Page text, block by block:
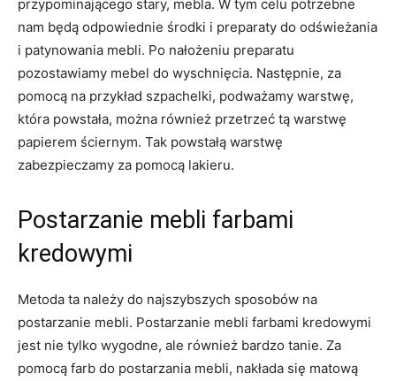
przypominającego stary, mebla. W tym celu potrzebne
nam będą odpowiednie środki i preparaty do odświeżania
i patynowania mebli. Po nałożeniu preparatu
pozostawiamy mebel do wyschnięcia. Następnie, za
pomocą na przykład szpachelki, podważamy warstwę,
która powstała, można również przetrzeć tą warstwę
papierem ściernym. Tak powstałą warstwę
zabezpieczamy za pomocą lakieru.
Postarzanie mebli farbami
kredowymi
Metoda ta należy do najszybszych sposobów na
postarzanie mebli. Postarzanie mebli farbami kredowymi
jest nie tylko wygodne, ale również bardzo tanie. Za
pomocą farb do postarzania mebli, nakłada się matową